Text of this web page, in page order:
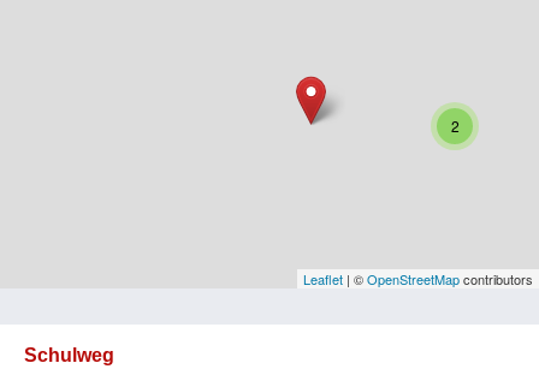
Oberösterreich
Vorarlberg
2
Leaflet | ©OpenStreetMapcontributors
Schulweg